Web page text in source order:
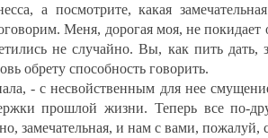
а посмотрите, какая
Меня, дорогая моя, не
не случайно. Вы, как пить дать,
обрету способность говорить.
- с несвойственным для нее
прошлой жизни. Теперь все по-
замечательная, и нам с вами, пожалуй,